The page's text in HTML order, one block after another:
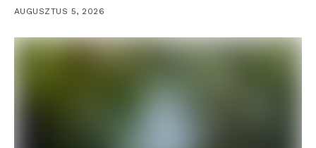
AUGUSZTUS 5, 2026